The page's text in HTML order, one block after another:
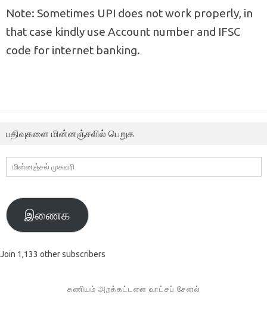
Note: Sometimes UPI does not work properly, in
that case kindly use Account number and IFSC
code for internet banking.
பதிவுகளை மின்னஞ்சலில் பெறுக
மின்னஞ்சல்
முகவரி
இணைக
Join 1,133 other subscribers
கணியம் அறக்கட்டளை வாட்சப் சேனல்